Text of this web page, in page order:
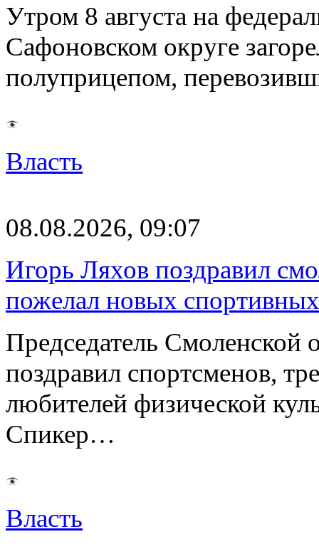
Утром 8 августа на
Сафоновском округе
полуприцепом,
Власть
08.08.2026, 09:07
Игорь Ляхов поздравил
пожелал новых
Председатель
поздравил спортсменов,
любителей физической
Спикер…
Власть